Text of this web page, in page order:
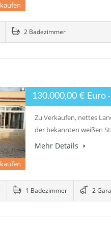
2 Badezimmer
130.000,00 € Euro
Zu Verkaufen, nettes
der bekannten weißen
Mehr Details
1 Badezimmer 2